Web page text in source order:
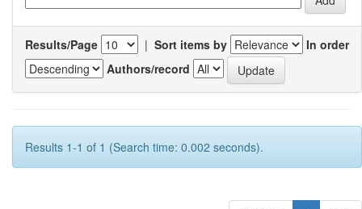
Results/Page | Sort items by
In order
Authors/record
Results 1-1 of 1 (Search time: 0.002 seconds).